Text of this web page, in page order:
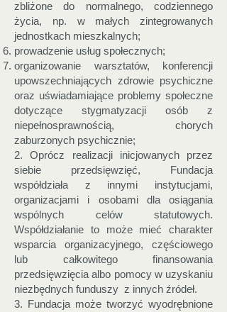
zbliżone do normalnego, codziennego
życia, np. w małych zintegrowanych
jednostkach mieszkalnych;
prowadzenie usług społecznych;
organizowanie warsztatów, konferencji
upowszechniających zdrowie psychiczne
oraz uświadamiające problemy społeczne
dotyczące stygmatyzacji osób z
niepełnosprawnością, chorych
zaburzonych psychicznie;
2. Oprócz realizacji inicjowanych przez
siebie przedsięwzięć, Fundacja
współdziała z innymi instytucjami,
organizacjami i osobami dla osiągania
wspólnych celów statutowych.
Współdziałanie to może mieć charakter
wsparcia organizacyjnego, częściowego
lub całkowitego finansowania
przedsięwzięcia albo pomocy w uzyskaniu
niezbędnych funduszy z innych źródeł.
3. Fundacja może tworzyć wyodrębnione